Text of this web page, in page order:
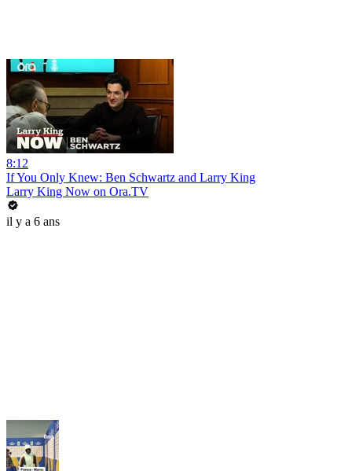
8:12
If You Only Knew: Ben Schwartz and Larry King
Larry King Now on Ora.TV
il y a 6 ans